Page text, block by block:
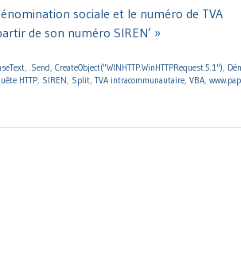
sociale et le numéro de TVA
de son numéro SIREN’ »
, .Send, CreateObject("WINHTTP.WinHTTPRequest.5.1"),
HTTP, SIREN, Split, TVA intracommunautaire, VBA,